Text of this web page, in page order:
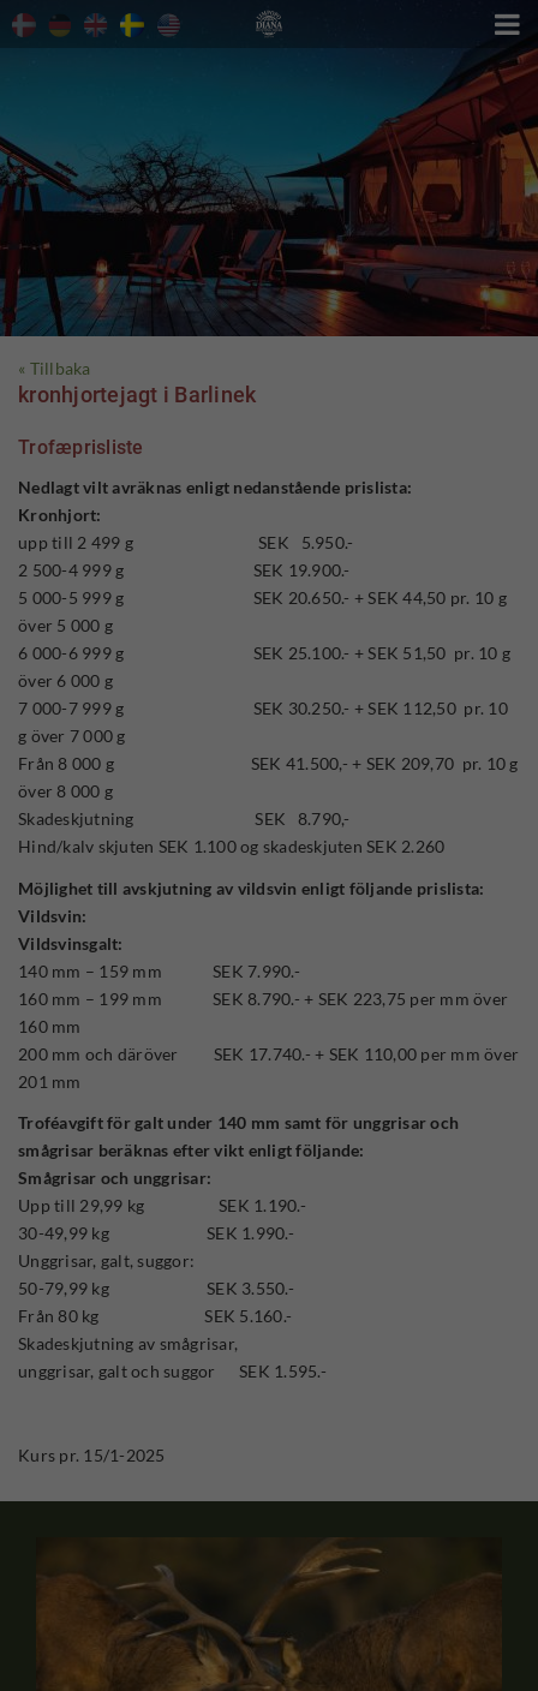

« Tillbaka
kronhjortejagt i Barlinek
Trofæprisliste
Nedlagt vilt avräknas enligt nedanstående prislista:
Kronhjort:
upp till 2 499 g SEK 5.950.-
2 500-4 999 g SEK 19.900.-
5 000-5 999 g SEK 20.650.- + SEK 44,50 pr. 10 g
över 5 000 g
6 000-6 999 g SEK 25.100.- + SEK 51,50 pr. 10 g
över 6 000 g
7 000-7 999 g SEK 30.250.- + SEK 112,50 pr. 10
g över 7 000 g
Från 8 000 g SEK 41.500,- + SEK 209,70 pr. 10 g
över 8 000 g
Skadeskjutning SEK 8.790,-
Hind/kalv skjuten SEK 1.100 og skadeskjuten SEK 2.260
Möjlighet till avskjutning av vildsvin enligt följande prislista:
Vildsvin:
Vildsvinsgalt:
140 mm – 159 mm SEK 7.990.-
160 mm – 199 mm SEK 8.790.- + SEK 223,75 per mm över
160 mm
200 mm och däröver SEK 17.740.- + SEK 110,00 per mm över
201 mm
Troféavgift för galt under 140 mm samt för unggrisar och
smågrisar beräknas efter vikt enligt följande:
Smågrisar och unggrisar:
Upp till 29,99 kg SEK 1.190.-
30-49,99 kg SEK 1.990.-
Unggrisar, galt, suggor:
50-79,99 kg SEK 3.550.-
Från 80 kg SEK 5.160.-
Skadeskjutning av smågrisar,
unggrisar, galt och suggor SEK 1.595.-
Kurs pr. 15/1-2025